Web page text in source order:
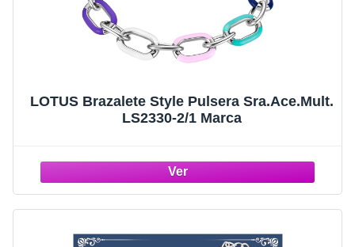
LOTUS Brazalete Style Pulsera Sra.Ace.Mult.
LS2330-2/1 Marca